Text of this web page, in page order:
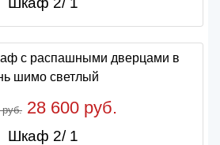
руб. 28 600 руб.
Шкаф 2/ 1